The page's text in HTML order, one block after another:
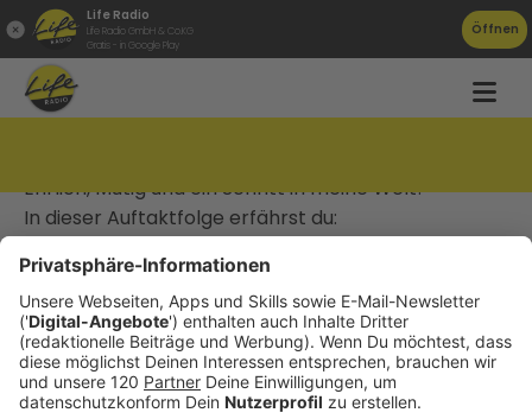
Life Radio
Life Radio GmbH & Co.KG
Gratis - in Google Play
Öffnen
Ehrlich, Mutig und ein Schritt in meine Welt!
In dieser Auftaktfolge erfährst du:
Wer hinter "die Farbe lila" steckt
Warum ich mich emotional nackt mache
Was dich in diesem Podcast erwartet
Was lila für mich bedeutet
Ich nehme dich mit auf meine Reise durch mentale